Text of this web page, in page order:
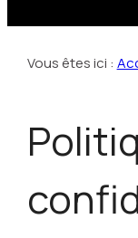
Vous êtes ici :